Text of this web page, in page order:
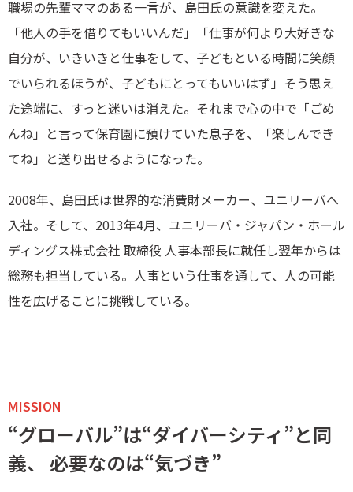
職場の先輩ママのある一言が、島田氏の意識を変えた。
「他人の手を借りてもいいんだ」「仕事が何より大好きな
自分が、いきいきと仕事をして、子どもといる時間に笑顔
でいられるほうが、子どもにとってもいいはず」そう思え
た途端に、すっと迷いは消えた。それまで心の中で「ごめ
んね」と言って保育園に預けていた息子を、「楽しんでき
てね」と送り出せるようになった。
2008年、島田氏は世界的な消費財メーカー、ユニリーバへ
入社。そして、2013年4月、ユニリーバ・ジャパン・ホール
ディングス株式会社 取締役 人事本部長に就任し翌年からは
総務も担当している。人事という仕事を通して、人の可能
性を広げることに挑戦している。
MISSION
“グローバル”は“ダイバーシティ”と同
義、 必要なのは“気づき”